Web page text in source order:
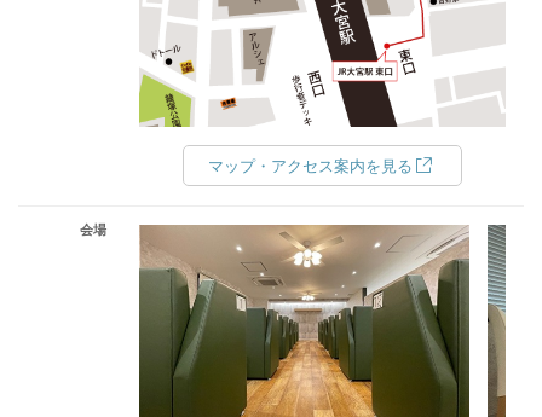
マップ・アクセス案内を見る
会場